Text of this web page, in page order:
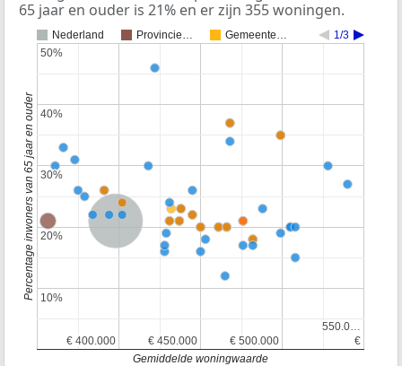
65 jaar en ouder is 21% en er zijn 355 woningen.
Nederland Provincie… Gemeente… 1/3
Nederland
€ 400.000
€ 400.000 € 450.000
€ 450.000 € 500.000
€ 500.000 €
€
550.0…
550.0…
10%
10%
20%
20%
30%
30%
40%
40%
50%
50%
Gemiddelde woningwaarde
Percentage inwoners van 65 jaar en ouder